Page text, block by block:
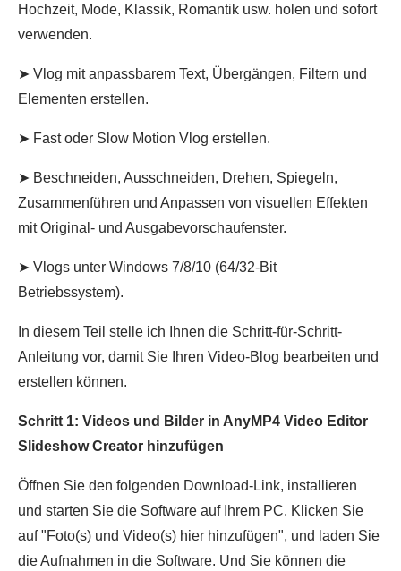
Hochzeit, Mode, Klassik, Romantik usw. holen und sofort
verwenden.
➤ Vlog mit anpassbarem Text, Übergängen, Filtern und
Elementen erstellen.
➤ Fast oder Slow Motion Vlog erstellen.
➤ Beschneiden, Ausschneiden, Drehen, Spiegeln,
Zusammenführen und Anpassen von visuellen Effekten
mit Original- und Ausgabevorschaufenster.
➤ Vlogs unter Windows 7/8/10 (64/32-Bit
Betriebssystem).
In diesem Teil stelle ich Ihnen die Schritt-für-Schritt-
Anleitung vor, damit Sie Ihren Video-Blog bearbeiten und
erstellen können.
Schritt 1: Videos und Bilder in AnyMP4 Video Editor
Slideshow Creator hinzufügen
Öffnen Sie den folgenden Download-Link, installieren
und starten Sie die Software auf Ihrem PC. Klicken Sie
auf "Foto(s) und Video(s) hier hinzufügen", und laden Sie
die Aufnahmen in die Software. Und Sie können die